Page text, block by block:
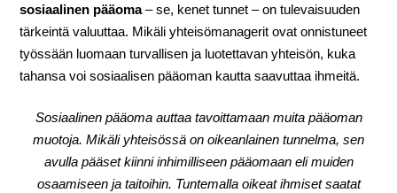
sosiaalinen pääoma– se, kenet tunnet – on tulevaisuuden
tärkeintä valuuttaa. Mikäli yhteisömanagerit ovat onnistuneet
työssään luomaan turvallisen ja luotettavan yhteisön, kuka
tahansa voi sosiaalisen pääoman kautta saavuttaa ihmeitä.
Sosiaalinen pääoma auttaa tavoittamaan muita pääoman
muotoja. Mikäli yhteisössä on oikeanlainen tunnelma, sen
avulla pääset kiinni inhimilliseen pääomaan eli muiden
osaamiseen ja taitoihin. Tuntemalla oikeat ihmiset saatat